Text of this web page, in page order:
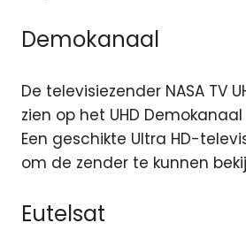
Demokanaal
De televisiezender NASA TV
zien op het UHD
Een geschikte Ultra HD-
om de zender te kunnen
Eutelsat